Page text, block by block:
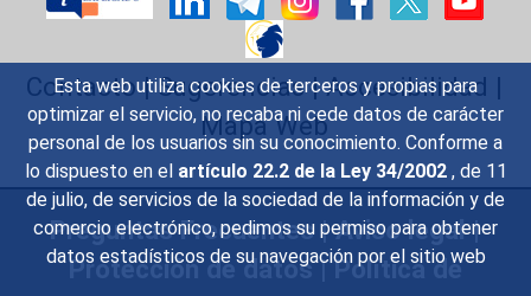
Esta web utiliza cookies de terceros y propias para
optimizar el servicio, no recaba ni cede datos de carácter
personal de los usuarios sin su conocimiento. Conforme a
lo dispuesto en el artículo 22.2 de la Ley 34/2002 , de 11
de julio, de servicios de la sociedad de la información y de
comercio electrónico, pedimos su permiso para obtener
datos estadísticos de su navegación por el sitio web
Contacto|Sugerencias|Accesibilidad |
Mapa Web
Preguntas Frecuentes|Aviso legal|
Protección de datos|Política de